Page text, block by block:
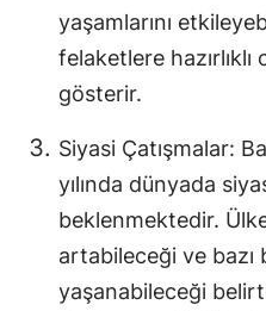
yaşamlarını
felaketlere
gösterir.
Siyasi Çatışmalar:
yılında dünyada
beklenmektedir.
artabileceği ve bazı
yaşanabileceği